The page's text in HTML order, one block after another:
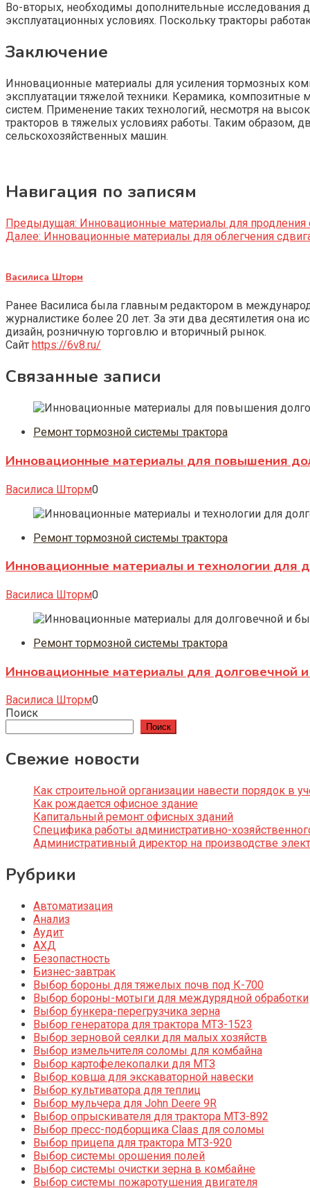
Во-вторых, необходимы дополнительные исследования
эксплуатационных условиях. Поскольку тракторы
Заключение
Инновационные материалы для усиления тормозных
эксплуатации тяжелой техники. Керамика,
систем. Применение таких технологий, несмотря на
тракторов в тяжелых условиях работы. Таким образом,
сельскохозяйственных машин.
Навигация по записям
Предыдущая: Инновационные материалы для продления
Далее: Инновационные материалы для облегчения
Василиса Шторм
Ранее Василиса была главным редактором в
журналистике более 20 лет. За эти два десятилетия
дизайн, розничную торговлю и вторичный рынок.
Сайт https://6v8.ru/
Связанные записи
Ремонт тормозной системы трактора
Инновационные материалы для повышения
Василиса Шторм0
Ремонт тормозной системы трактора
Инновационные материалы и технологии для
Василиса Шторм0
Ремонт тормозной системы трактора
Инновационные материалы для долговечной
Василиса Шторм0
Поиск
Поиск
Свежие новости
Как строительной организации навести порядок в
Как рождается офисное здание
Капитальный ремонт офисных зданий
Специфика работы административно-
Административный директор на производстве
Рубрики
Автоматизация
Анализ
Аудит
АХД
Безопастность
Бизнес-завтрак
Выбор бороны для тяжелых почв под К-700
Выбор бороны-мотыги для междурядной обработки
Выбор бункера-перегрузчика зерна
Выбор генератора для трактора МТЗ-1523
Выбор зерновой сеялки для малых хозяйств
Выбор измельчителя соломы для комбайна
Выбор картофелекопалки для МТЗ
Выбор ковша для экскаваторной навески
Выбор культиватора для теплиц
Выбор мульчера для John Deere 9R
Выбор опрыскивателя для трактора МТЗ-892
Выбор пресс-подборщика Claas для соломы
Выбор прицепа для трактора МТЗ-920
Выбор системы орошения полей
Выбор системы очистки зерна в комбайне
Выбор системы пожаротушения двигателя